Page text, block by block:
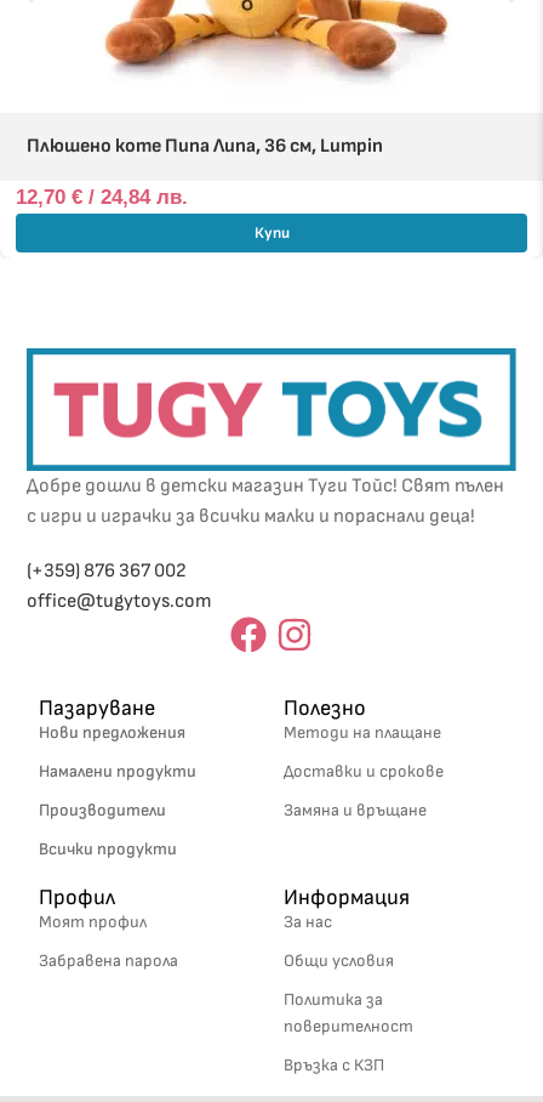
Плюшено коте Пипа Липа, 36 см, Lumpin
12,70€ / 24,84 лв.
Купи
Добре дошли в детски магазин Туги Тойс! Свят пълен
с игри и играчки за всички малки и пораснали деца!
(+359) 876 367 002
office@tugytoys.com
Пазаруване
Нови предложения
Намалени продукти
Производители
Всички продукти
Полезно
Методи на плащане
Доставки и срокове
Замяна и връщане
Профил
Моят профил
Забравена парола
Информация
За нас
Общи условия
Политика за
поверителност
Връзка с КЗП